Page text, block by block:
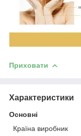
Приховати
Характеристики
Основні
Країна виробник